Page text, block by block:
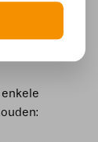
een